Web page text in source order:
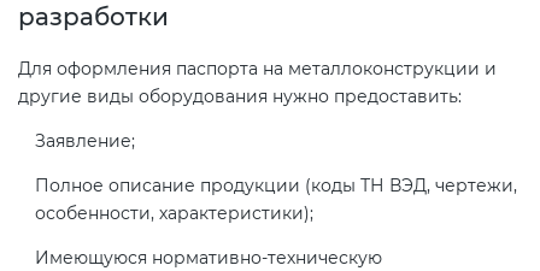
разработки
Для оформления паспорта на металлоконструкции и
другие виды оборудования нужно предоставить:
Заявление;
Полное описание продукции (коды ТН ВЭД, чертежи,
особенности, характеристики);
Имеющуюся нормативно-техническую